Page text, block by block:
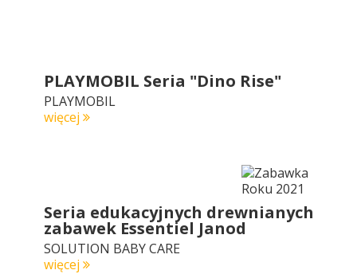
PLAYMOBIL Seria "Dino Rise"
PLAYMOBIL
więcej
Seria edukacyjnych drewnianych
zabawek Essentiel Janod
SOLUTION BABY CARE
więcej